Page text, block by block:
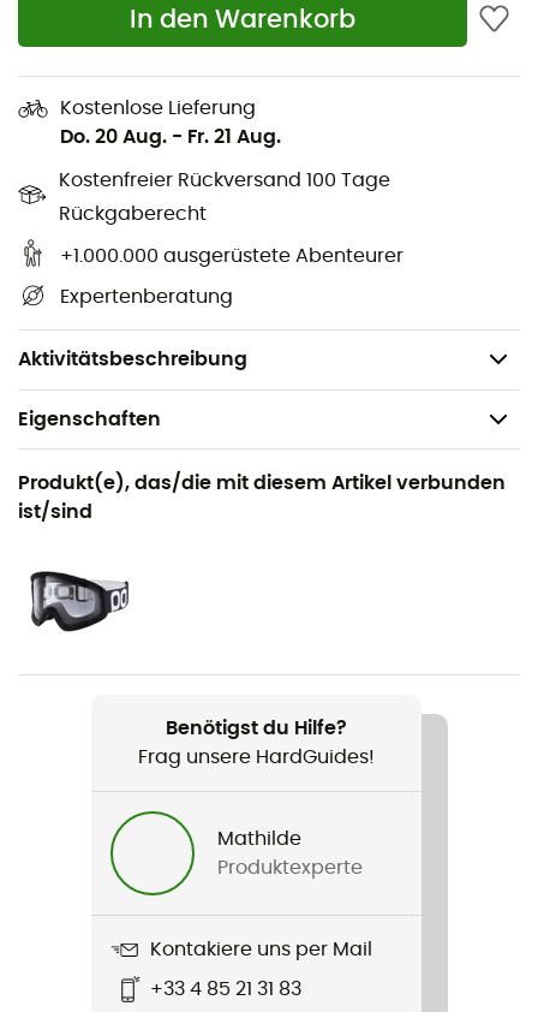
In den Warenkorb
Kostenlose Lieferung
Do. 20 Aug. - Fr. 21 Aug.
Kostenfreier Rückversand 100 Tage
Rückgaberecht
+1.000.000 ausgerüstete Abenteurer
Expertenberatung
Aktivitätsbeschreibung
Innovative Belüftung: Die innovativen Luftkanäle
dieses Helms halten den Kopf bei hoher und
niedriger Geschwindigkeit kühl.
Abnehmbare Wangenpolster: Die Wangenpolster
können nach einer Kollision leicht entfernt werden,
Helms nach einer Verletzung erleichtert.
Auswirkungen des Tragens eines vollständigen
Helms auf das Hörvermögen und das
Gewicht: 1 170 g
Eigenschaften
Geeignet für
Mountainbike / DH
Herren / Damen
Coron Air MIPS
Verschlusssystem
Füllmaterial
Abnehmbar
Reflektierende Elemente
Produkt(e), das/die mit diesem Artikel verbunden
ist/sind
Benötigst du Hilfe?
Frag unsere HardGuides!
Mathilde
Produktexperte
Kontakiere uns per Mail
+33 4 85 21 31 83